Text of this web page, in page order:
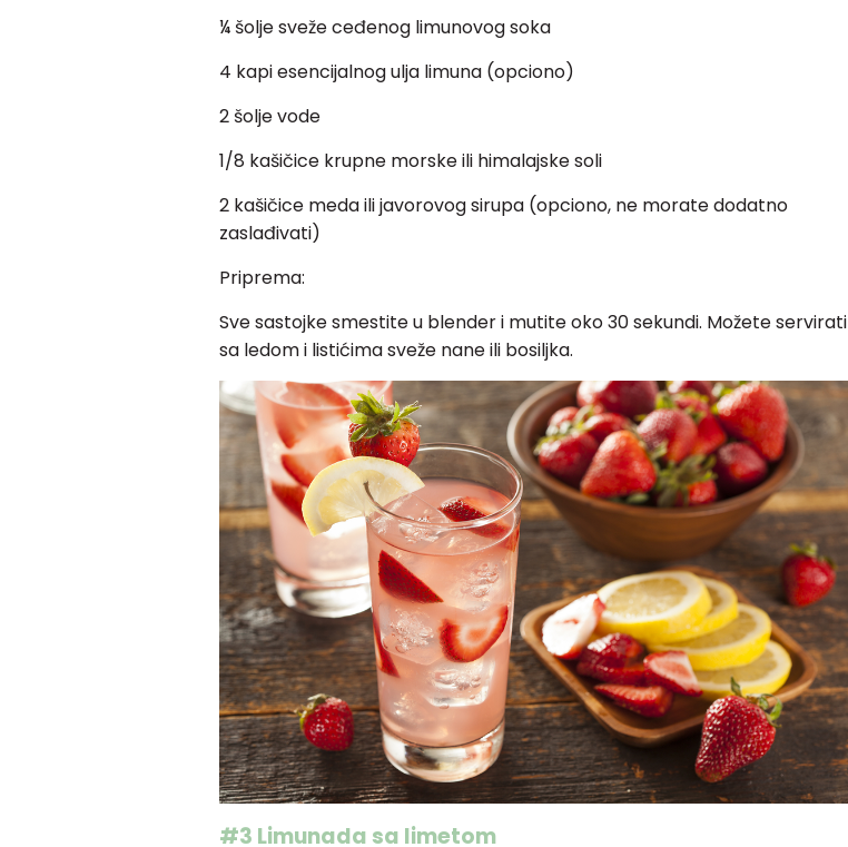
¼ šolje sveže ceđenog limunovog soka
4 kapi esencijalnog ulja limuna (opciono)
2 šolje vode
1/8 kašičice krupne morske ili himalajske soli
2 kašičice meda ili javorovog sirupa (opciono, ne morate dodatno
zaslađivati)
Priprema:
Sve sastojke smestite u blender i mutite oko 30 sekundi. Možete servirati
sa ledom i listićima sveže nane ili bosiljka.
#3 Limunada sa limetom